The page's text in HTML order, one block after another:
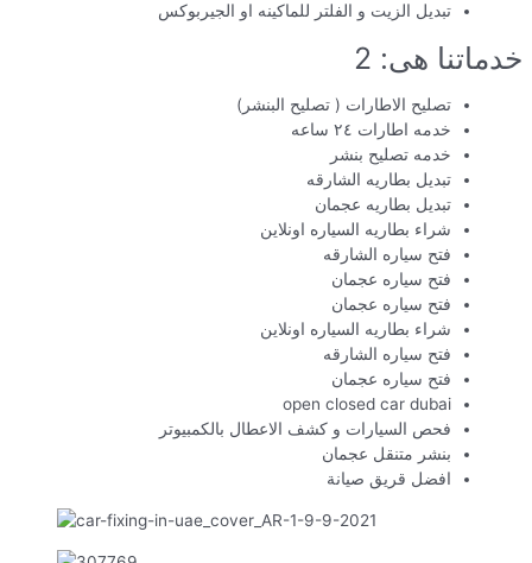
تبديل الزيت و الفلتر للماكينه او الجيربوكس
خدماتنا هى: 2
تصليح الاطارات ( تصليح البنشر)
خدمه اطارات ٢٤ ساعه
خدمه تصليح بنشر
تبديل بطاريه الشارقه
تبديل بطاريه عجمان
شراء بطاريه السياره اونلاين
فتح سياره الشارقه
فتح سياره عجمان
فتح سياره عجمان
شراء بطاريه السياره اونلاين
فتح سياره الشارقه
فتح سياره عجمان
open closed car dubai
فحص السيارات و كشف الاعطال بالكمبيوتر
بنشر متنقل عجمان
افضل قريق صيانة